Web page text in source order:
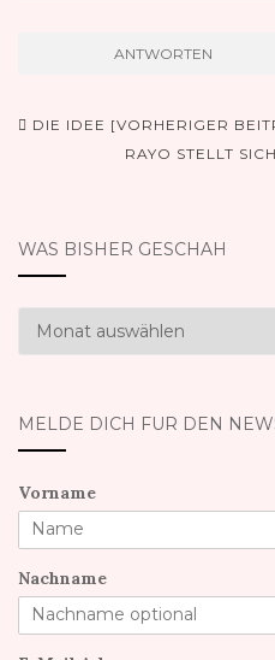
Beitrags-
Navigation
DIE IDEE [VORHERIGER
RAYO STELLT
WAS BISHER GESCHAH
Was
bisher
MELDE DICH FÜR DEN
Vorname
Nachname